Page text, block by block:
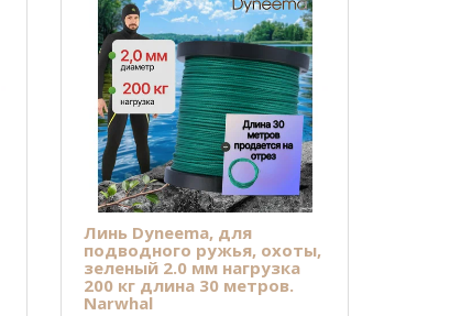
Линь Dyneema, для
подводного ружья, охоты,
зеленый 2.0 мм нагрузка
200 кг длина 30 метров.
Narwhal